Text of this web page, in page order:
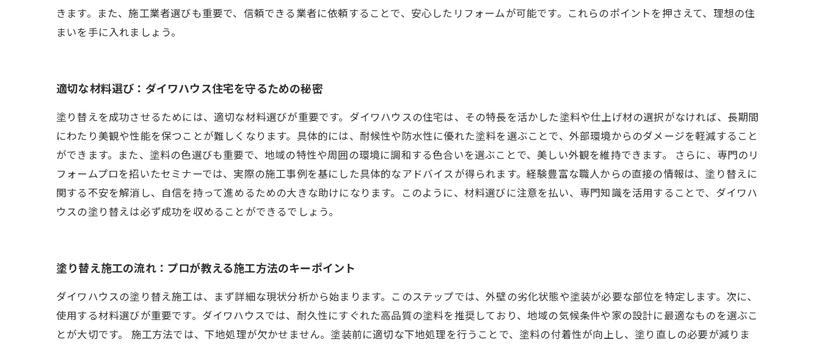
きます。また、施工業者選びも重要で、信頼できる業者に依頼することで、安心したリフォームが可能です。これらのポイントを押さえて、理想の住
まいを手に入れましょう。
適切な材料選び：ダイワハウス住宅を守るための秘密
塗り替えを成功させるためには、適切な材料選びが重要です。ダイワハウスの住宅は、その特長を活かした塗料や仕上げ材の選択がなければ、長期間
にわたり美観や性能を保つことが難しくなります。具体的には、耐候性や防水性に優れた塗料を選ぶことで、外部環境からのダメージを軽減すること
ができます。また、塗料の色選びも重要で、地域の特性や周囲の環境に調和する色合いを選ぶことで、美しい外観を維持できます。 さらに、専門のリ
フォームプロを招いたセミナーでは、実際の施工事例を基にした具体的なアドバイスが得られます。経験豊富な職人からの直接の情報は、塗り替えに
関する不安を解消し、自信を持って進めるための大きな助けになります。このように、材料選びに注意を払い、専門知識を活用することで、ダイワハ
ウスの塗り替えは必ず成功を収めることができるでしょう。
塗り替え施工の流れ：プロが教える施工方法のキーポイント
ダイワハウスの塗り替え施工は、まず詳細な現状分析から始まります。このステップでは、外壁の劣化状態や塗装が必要な部位を特定します。次に、
使用する材料選びが重要です。ダイワハウスでは、耐久性にすぐれた高品質の塗料を推奨しており、地域の気候条件や家の設計に最適なものを選ぶこ
とが大切です。 施工方法では、下地処理が欠かせません。塗装前に適切な下地処理を行うことで、塗料の付着性が向上し、塗り直しの必要が減りま